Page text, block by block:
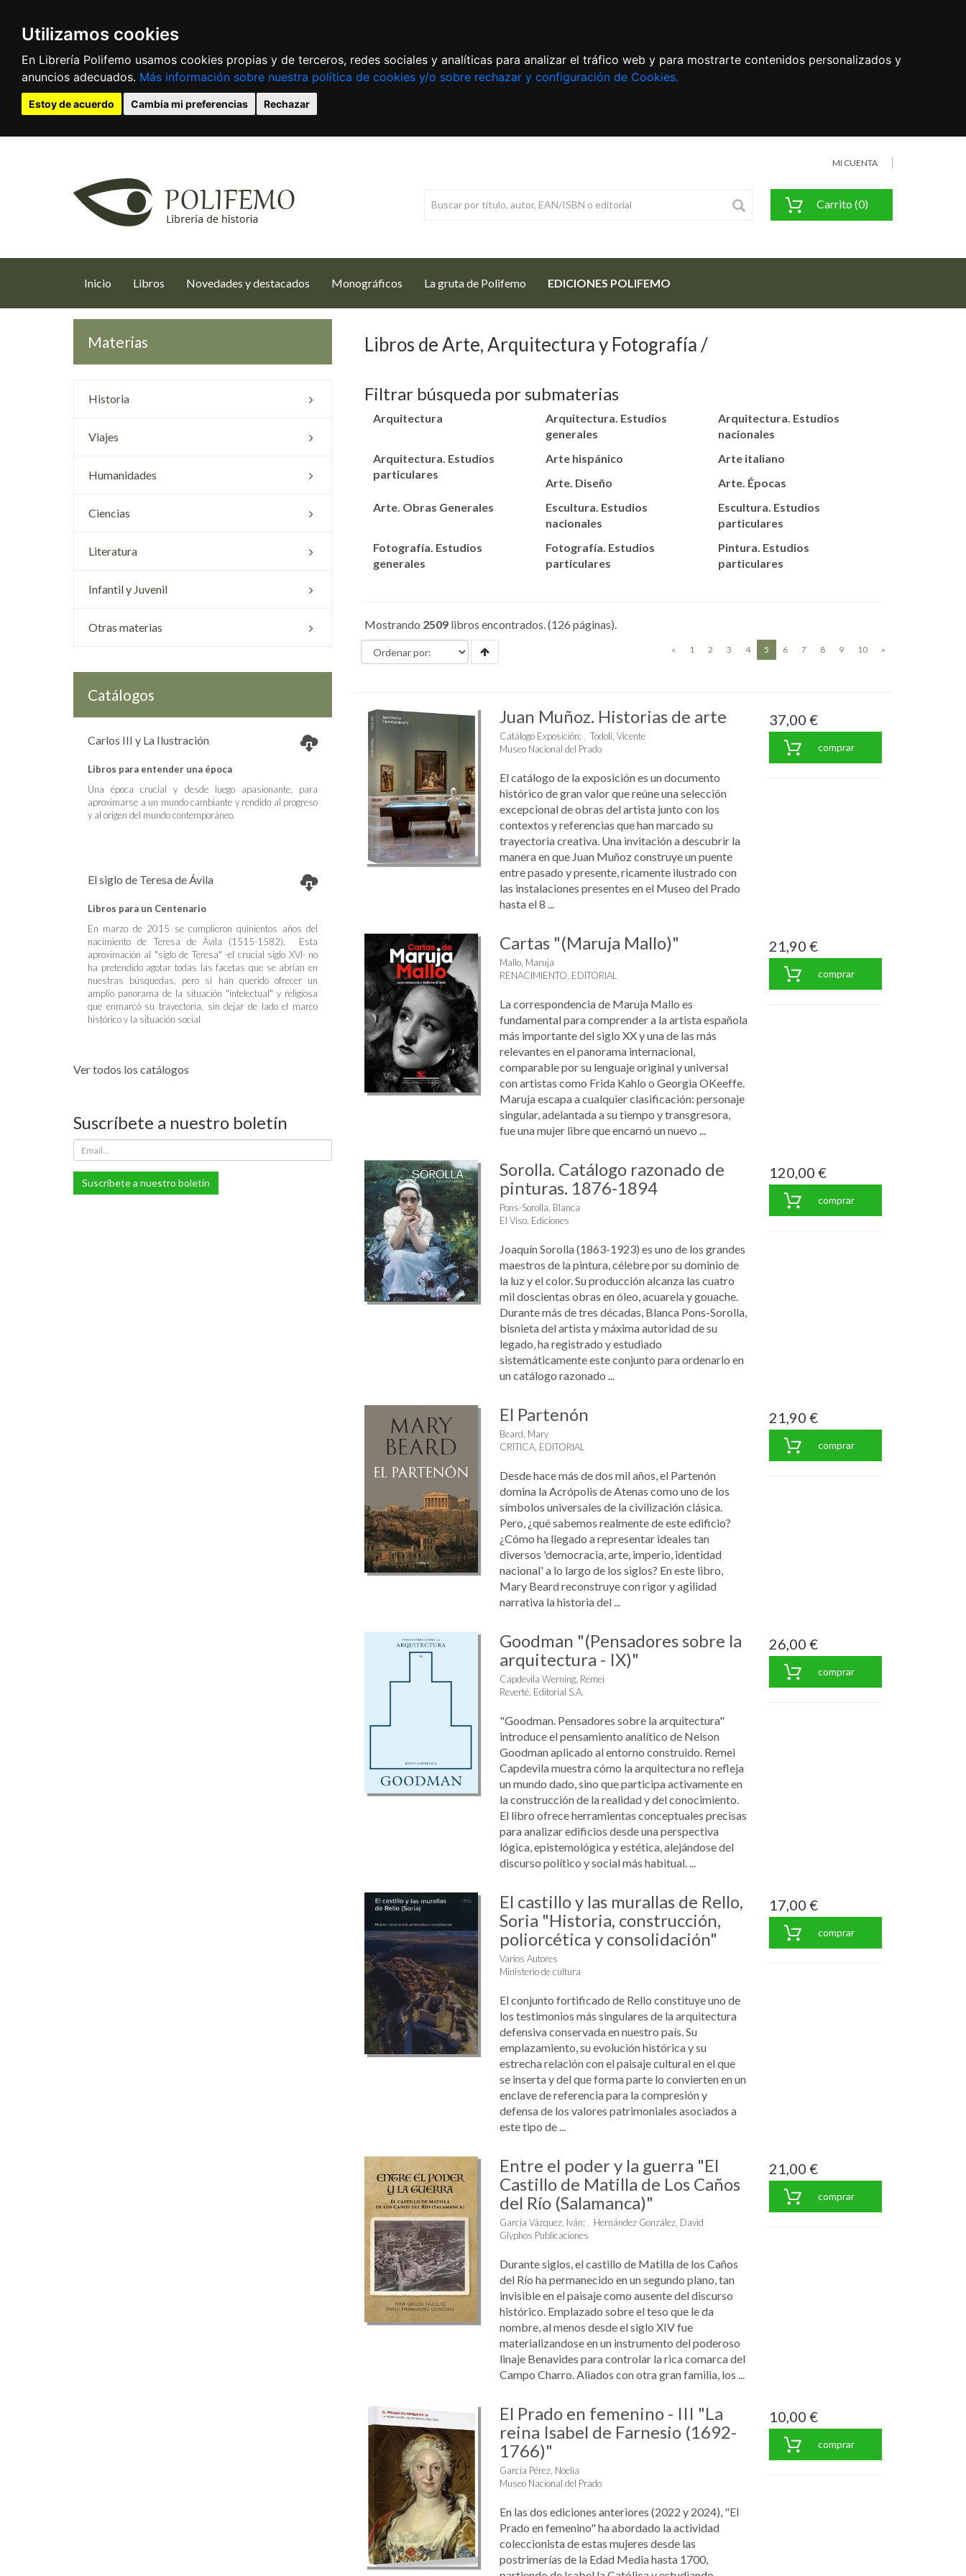
Utilizamos cookies
En Librería Polifemo usamos cookies propias y de terceros, redes sociales y analíticas para analizar el tráfico web y para mostrarte contenidos personalizados y
anuncios adecuados. Más información sobre nuestra política de cookies y/o sobre rechazar y configuración de Cookies.
Estoy de acuerdo Cambia mi preferencias Rechazar
MI CUENTA
Carrito (0)
Inicio (current)
Libros Novedades y destacados Monográficos La gruta de Polifemo EDICIONES POLIFEMO
Materias
Historia
Viajes
Humanidades
Ciencias
Literatura
Infantil y Juvenil
Otras materias
Catálogos
Carlos III y La Ilustración
Libros para entender una época
Una época crucial y desde luego apasionante, para
aproximarse a un mundo cambiante y rendido al progreso
y al origen del mundo contemporáneo.
El siglo de Teresa de Ávila
Libros para un Centenario
En marzo de 2015 se cumplieron quinientos años del
nacimiento de Teresa de Ávila (1515-1582). Esta
aproximación al "siglo de Teresa" -el crucial siglo XVI- no
ha pretendido agotar todas las facetas que se abrían en
nuestras búsquedas, pero sí han querido ofrecer un
amplio panorama de la situación "intelectual" y religiosa
que enmarcó su trayectoria, sin dejar de lado el marco
histórico y la situación social
Ver todos los catálogos
Suscríbete a nuestro boletín
Suscríbete a nuestro boletín
Libros de Arte, Arquitectura y Fotografía
Filtrar búsqueda por submaterias
Arquitectura
Arquitectura. Estudios
generales
Arquitectura. Estudios
nacionales
Arquitectura. Estudios
particulares
Arte hispánico
Arte italiano
Arte. Diseño
Arte. Épocas
Arte. Obras Generales
Escultura. Estudios
nacionales
Escultura. Estudios
particulares
Fotografía. Estudios
generales
Fotografía. Estudios
particulares
Pintura. Estudios
particulares
Mostrando 2509 libros encontrados. (126 páginas).
« 1 2 3 4 5 (current)
6 7 8 9 10 »
Juan Muñoz. Historias de arte
Catálogo Exposición;
Todolí, Vicente
Museo Nacional del Prado
El catálogo de la exposición es un documento
histórico de gran valor que reúne una selección
excepcional de obras del artista junto con los
contextos y referencias que han marcado su
trayectoria creativa. Una invitación a descubrir la
manera en que Juan Muñoz construye un puente
entre pasado y presente, ricamente ilustrado con
las instalaciones presentes en el Museo del Prado
hasta el 8 ...
37,00 €
comprar
Cartas "(Maruja Mallo)"
Mallo, Maruja
RENACIMIENTO, EDITORIAL
La correspondencia de Maruja Mallo es
fundamental para comprender a la artista española
más importante del siglo XX y una de las más
relevantes en el panorama internacional,
comparable por su lenguaje original y universal
con artistas como Frida Kahlo o Georgia OKeeffe.
Maruja escapa a cualquier clasificación: personaje
singular, adelantada a su tiempo y transgresora,
fue una mujer libre que encarnó un nuevo ...
21,90 €
comprar
Sorolla. Catálogo razonado de
pinturas. 1876-1894
Pons-Sorolla, Blanca
El Viso, Ediciones
Joaquín Sorolla (1863-1923) es uno de los grandes
maestros de la pintura, célebre por su dominio de
la luz y el color. Su producción alcanza las cuatro
mil doscientas obras en óleo, acuarela y gouache.
Durante más de tres décadas, Blanca Pons-Sorolla,
bisnieta del artista y máxima autoridad de su
legado, ha registrado y estudiado
sistemáticamente este conjunto para ordenarlo en
un catálogo razonado ...
120,00 €
comprar
El Partenón
Beard, Mary
CRITICA, EDITORIAL
Desde hace más de dos mil años, el Partenón
domina la Acrópolis de Atenas como uno de los
símbolos universales de la civilización clásica.
Pero, ¿qué sabemos realmente de este edificio?
¿Cómo ha llegado a representar ideales tan
diversos 'democracia, arte, imperio, identidad
nacional' a lo largo de los siglos? En este libro,
Mary Beard reconstruye con rigor y agilidad
narrativa la historia del ...
21,90 €
comprar
Goodman "(Pensadores sobre la
arquitectura - IX)"
Capdevila Werning, Remei
Reverté, Editorial S.A.
"Goodman. Pensadores sobre la arquitectura"
introduce el pensamiento analítico de Nelson
Goodman aplicado al entorno construido. Remei
Capdevila muestra cómo la arquitectura no refleja
un mundo dado, sino que participa activamente en
la construcción de la realidad y del conocimiento.
El libro ofrece herramientas conceptuales precisas
para analizar edificios desde una perspectiva
lógica, epistemológica y estética, alejándose del
discurso político y social más habitual. ...
26,00 €
comprar
El castillo y las murallas de Rello,
Soria "Historia, construcción,
poliorcética y consolidación"
Varios Autores
Ministerio de cultura
El conjunto fortificado de Rello constituye uno de
los testimonios más singulares de la arquitectura
defensiva conservada en nuestro país. Su
emplazamiento, su evolución histórica y su
estrecha relación con el paisaje cultural en el que
se inserta y del que forma parte lo convierten en un
enclave de referencia para la compresión y
defensa de los valores patrimoniales asociados a
este tipo de ...
17,00 €
comprar
Entre el poder y la guerra "El
Castillo de Matilla de Los Caños
del Río (Salamanca)"
García Vázquez, Iván;
Hernández González, David
Glyphos Publicaciones
Durante siglos, el castillo de Matilla de los Caños
del Río ha permanecido en un segundo plano, tan
invisible en el paisaje como ausente del discurso
histórico. Emplazado sobre el teso que le da
nombre, al menos desde el siglo XIV fue
materializandose en un instrumento del poderoso
linaje Benavides para controlar la rica comarca del
Campo Charro. Aliados con otra gran familia, los ...
21,00 €
comprar
El Prado en femenino - III "La
reina Isabel de Farnesio (1692-
1766)"
García Pérez, Noelia
Museo Nacional del Prado
En las dos ediciones anteriores (2022 y 2024), "El
Prado en femenino" ha abordado la actividad
coleccionista de estas mujeres desde las
postrimerías de la Edad Media hasta 1700,
10,00 €
comprar